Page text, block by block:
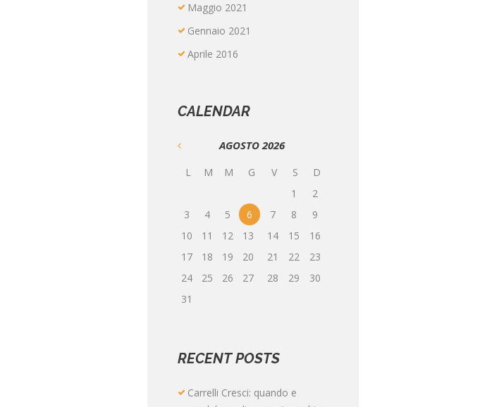
Maggio 2021
Gennaio 2021
Aprile 2016
CALENDAR
AGOSTO2026
L M M G V S
D
1
2
3
4 5 6 7 8
9
10
11 12 13 14 15
16
17
18 19 20 21 22
23
24
25 26 27 28 29
30
31
RECENT POSTS
Carrelli Cresci: quando e